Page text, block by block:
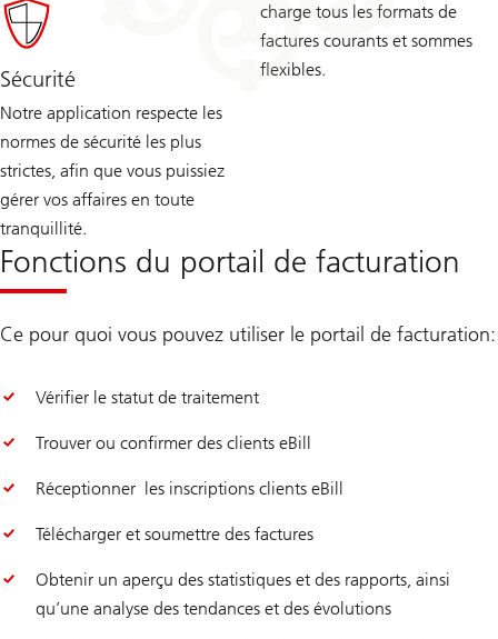
charge tous les formats de
factures courants et sommes
flexibles.
Sécurité
Notre application respecte les
normes de sécurité les plus
strictes, afin que vous puissiez
gérer vos affaires en toute
tranquillité.
Fonctions du portail de facturation
Ce pour quoi vous pouvez utiliser le portail de facturation:
Vérifier le statut de traitement
Trouver ou confirmer des clients eBill
Réceptionner les inscriptions clients eBill
Télécharger et soumettre des factures
Obtenir un aperçu des statistiques et des rapports, ainsi
qu’une analyse des tendances et des évolutions